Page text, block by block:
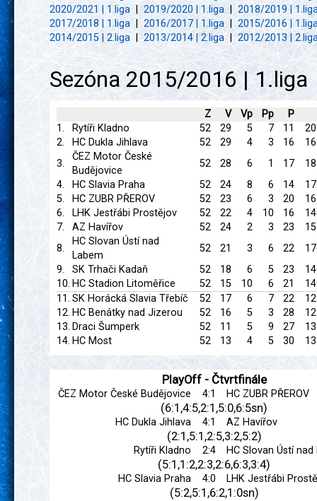
2020/2021 | 1.liga
2019/2020 | 1.liga
2018/2019 |
2017/2018 | 1.liga
2016/2017 | 1.liga| 2015/2016 |
2014/2015 | 2.liga
2013/2014 | 2.liga | 2012/2013 |
Sezóna 2015/2016 | 1.liga
Z V Vp Pp
P
1.
Rytíři Kladno 52 29 5 7 11
2.
HC Dukla Jihlava 52 29 4 3 16
3.
ČEZ Motor České
Budějovice
52 28 6 1 17
4.
HC Slavia Praha 52 24 8 6 14
5.
HC ZUBR PŘEROV 52 23 6 3 20
6.
LHK Jestřábi Prostějov 52 22 4 10 16
7.
AZ Havířov 52 24 2 3 23
8.
HC Slovan Ústí nad
Labem
52 21 3 6 22
9.
SK Trhači Kadaň 52 18 6 5 23
10. HC Stadion Litoměřice 52 15 10 6 21
11. SK Horácká Slavia Třebíč 52 17 6 7 22
12. HC Benátky nad Jizerou 52 16 5 3 28
13. Draci Šumperk 52 11 5 9 27
14. HC Most 52 13 4 5 30
PlayOff - Čtvrtfinále
ČEZ Motor České Budějovice 4:1 HC ZUBR PŘEROV
(6:1,4:5,2:1,5:0,6:5sn)
HC Dukla Jihlava 4:1 AZ Havířov
(2:1,5:1,2:5,3:2,5:2)
Rytíři Kladno 2:4 HC Slovan Ústí nad
(5:1,1:2,2:3,2:6,6:3,3:4)
HC Slavia Praha 4:0 LHK Jestřábi
(5:2,5:1,6:2,1:0sn)